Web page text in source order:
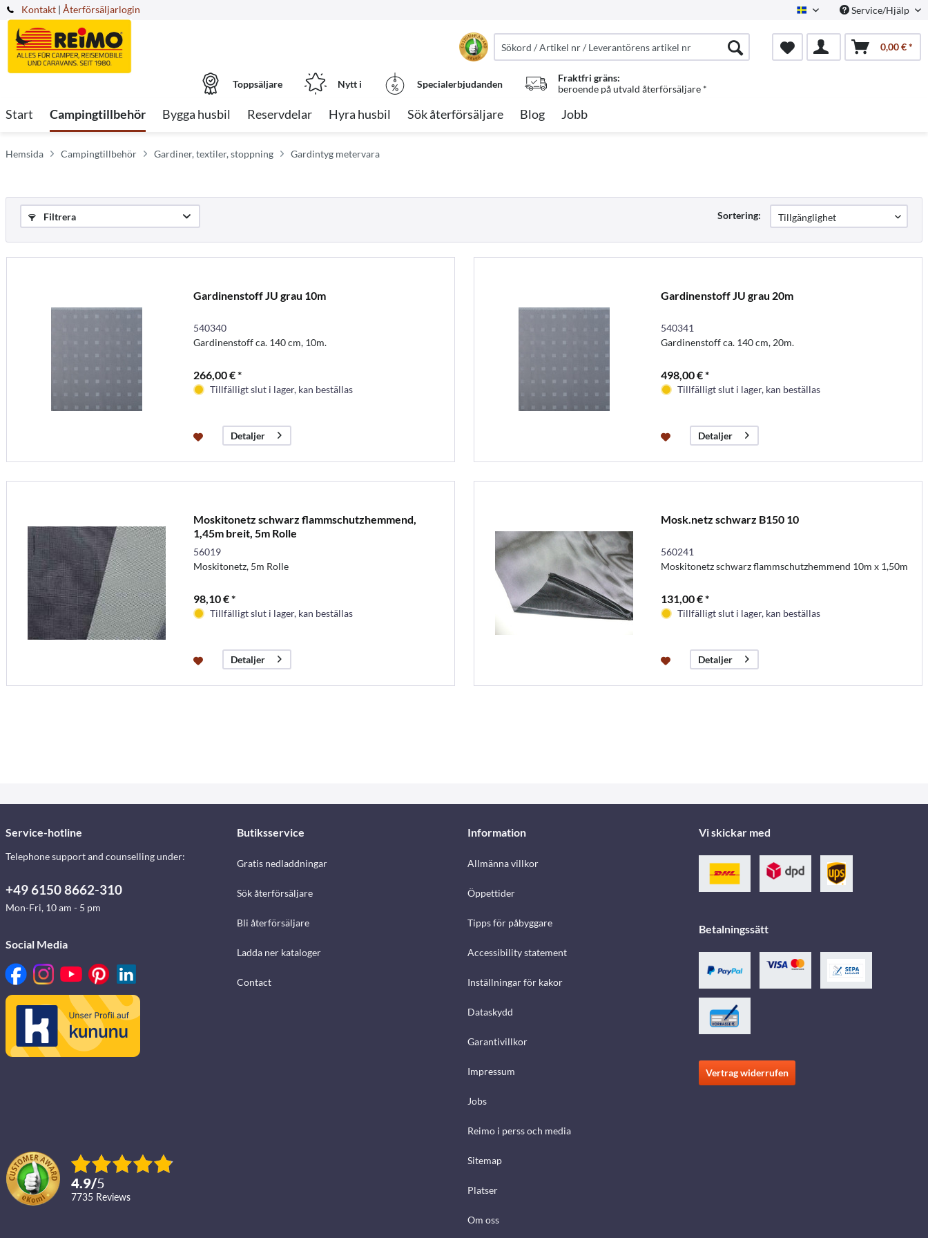
Kontakt Swedish Service/Hjälp
| Återförsäljarlogin
0,00 € *
Toppsäljare Nytt i Specialerbjudanden
Fraktfri gräns:
beroende på utvald återförsäljare *
Start Campingtillbehör Bygga husbil Reservdelar Hyra husbil Sök återförsäljare Blog Jobb
Hemsida Campingtillbehör Gardiner, textiler, stoppning Gardintyg metervara
Filtrera Sortering:
Gardinenstoff JU grau 10m
540340
Gardinenstoff ca. 140 cm, 10m.
266,00 € *
Tillfälligt slut i lager, kan beställas
Detaljer
Gardinenstoff JU grau 20m
540341
Gardinenstoff ca. 140 cm, 20m.
498,00 € *
Tillfälligt slut i lager, kan beställas
Detaljer
Moskitonetz schwarz flammschutzhemmend,
1,45m breit, 5m Rolle
56019
Moskitonetz, 5m Rolle
98,10 € *
Tillfälligt slut i lager, kan beställas
Detaljer
Mosk.netz schwarz B150 10
560241
Moskitonetz schwarz flammschutzhemmend 10m x 1,50m
131,00 € *
Tillfälligt slut i lager, kan beställas
Detaljer
Service-hotline
Telephone support and counselling under:
+49 6150 8662-310
Mon-Fri, 10 am - 5 pm
Social Media
4.9/5
7735 reviews
Butiksservice
Gratis nedladdningar
Sök återförsäljare
Bli återförsäljare
Ladda ner kataloger
Contact
Information
Allmänna villkor
Öppettider
Tipps för påbyggare
Accessibility statement
Inställningar för kakor
Dataskydd
Garantivillkor
Impressum
Jobs
Reimo i perss och media
Sitemap
Platser
Om oss
Vi skickar med
Betalningssätt
Vertrag widerrufen